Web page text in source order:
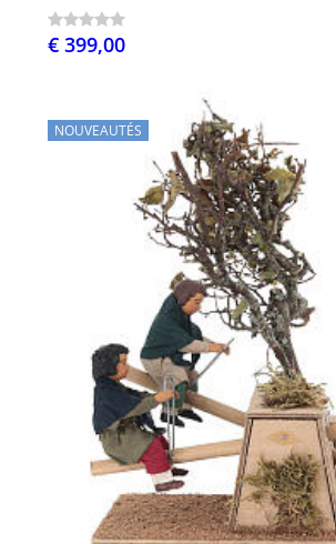
€ 399,00
NOUVEAUTÉS